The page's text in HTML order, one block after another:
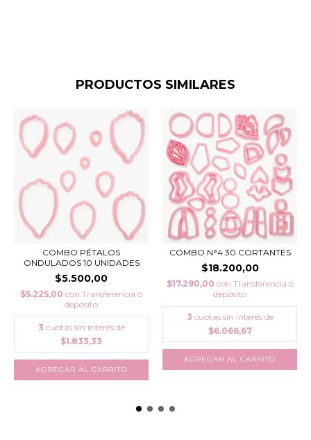
PRODUCTOS SIMILARES
COMBO PÉTALOS
ONDULADOS 10 UNIDADES
$5.500,00
$5.225,00 con Transferencia o
depósito
3 cuotas sin interés de
$1.833,33
COMBO N°4 30 CORTANTES
$18.200,00
$17.290,00 con Transferencia o
depósito
3 cuotas sin interés de
$6.066,67